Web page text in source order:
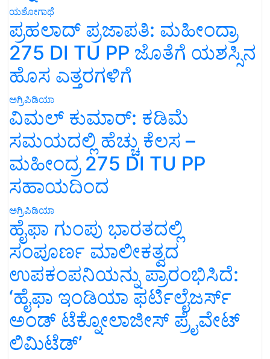
ಯಶೋಗಾಥೆ
ಪ್ರಹಲಾದ್ ಪ್ರಜಾಪತಿ: ಮಹೀಂದ್ರಾ
275 DI TU PP ಜೊತೆಗೆ ಯಶಸ್ಸಿನ
ಹೊಸ ಎತ್ತರಗಳಿಗೆ
ಅಗ್ರಿಪಿಡಿಯಾ
ವಿಮಲ್ ಕುಮಾರ್: ಕಡಿಮೆ
ಸಮಯದಲ್ಲಿ ಹೆಚ್ಚು ಕೆಲಸ –
ಮಹೀಂದ್ರ 275 DI TU PP
ಸಹಾಯದಿಂದ
ಅಗ್ರಿಪಿಡಿಯಾ
ಹೈಫಾ ಗುಂಪು ಭಾರತದಲ್ಲಿ
ಸಂಪೂರ್ಣ ಮಾಲೀಕತ್ವದ
ಉಪಕಂಪನಿಯನ್ನು ಪ್ರಾರಂಭಿಸಿದೆ:
‘ಹೈಫಾ ಇಂಡಿಯಾ ಫರ್ಟಿಲೈಜರ್ಸ್
ಅಂಡ್ ಟೆಕ್ನೋಲಾಜೀಸ್ ಪ್ರೈವೇಟ್
ಲಿಮಿಟೆಡ್’